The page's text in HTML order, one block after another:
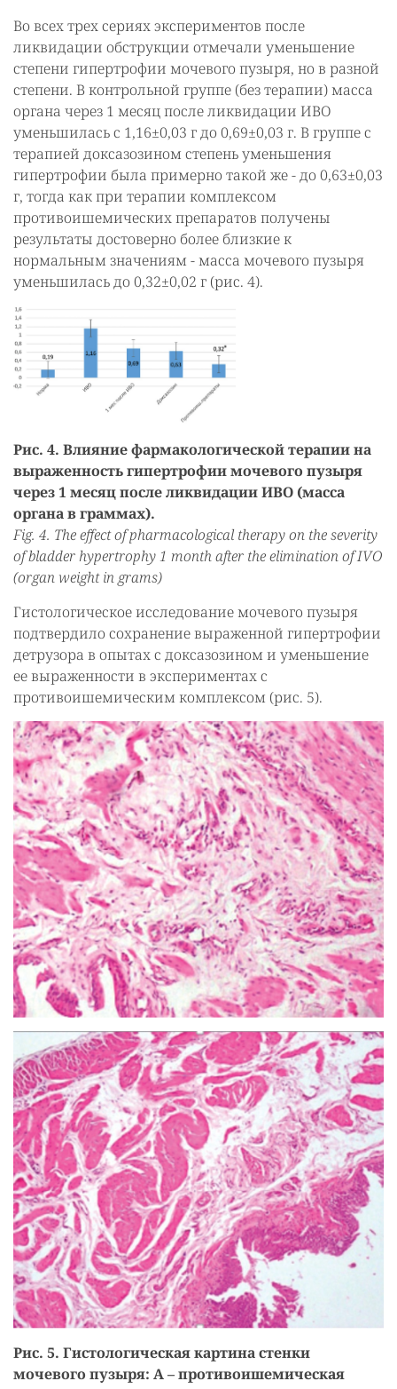
Во всех трех сериях экспериментов после
ликвидации обструкции отмечали уменьшение
степени гипертрофии мочевого пузыря, но в разной
степени. В контрольной группе (без терапии) масса
органа через 1 месяц после ликвидации ИВО
уменьшилась с 1,16±0,03 г до 0,69±0,03 г. В группе с
терапией доксазозином степень уменьшения
гипертрофии была примерно такой же - до 0,63±0,03
г, тогда как при терапии комплексом
противоишемических препаратов получены
результаты достоверно более близкие к
нормальным значениям - масса мочевого пузыря
уменьшилась до 0,32±0,02 г (рис. 4).
Рис. 4. Влияние фармакологической терапии на
выраженность гипертрофии мочевого пузыря
через 1 месяц после ликвидации ИВО (масса
органа в граммах).
Fig. 4. The effect of pharmacological therapy on the severity
of bladder hypertrophy 1 month after the elimination of IVO
(organ weight in grams)
Гистологическое исследование мочевого пузыря
подтвердило сохранение выраженной гипертрофии
детрузора в опытах с доксазозином и уменьшение
ее выраженности в экспериментах с
противоишемическим комплексом (рис. 5).
Рис. 5. Гистологическая картина стенки
мочевого пузыря: А – противоишемическая